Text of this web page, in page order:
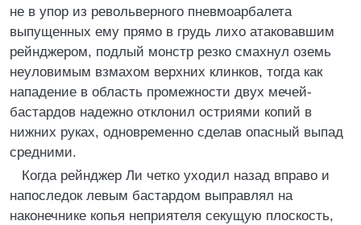
не в упор из револьверного пневмоарбалета
выпущенных ему прямо в грудь лихо атаковавшим
рейнджером, подлый монстр резко смахнул оземь
неуловимым взмахом верхних клинков, тогда как
нападение в область промежности двух мечей-
бастардов надежно отклонил остриями копий в
нижних руках, одновременно сделав опасный выпад
средними.
Когда рейнджер Ли четко уходил назад вправо и
напоследок левым бастардом выправлял на
наконечнике копья неприятеля секущую плоскость,